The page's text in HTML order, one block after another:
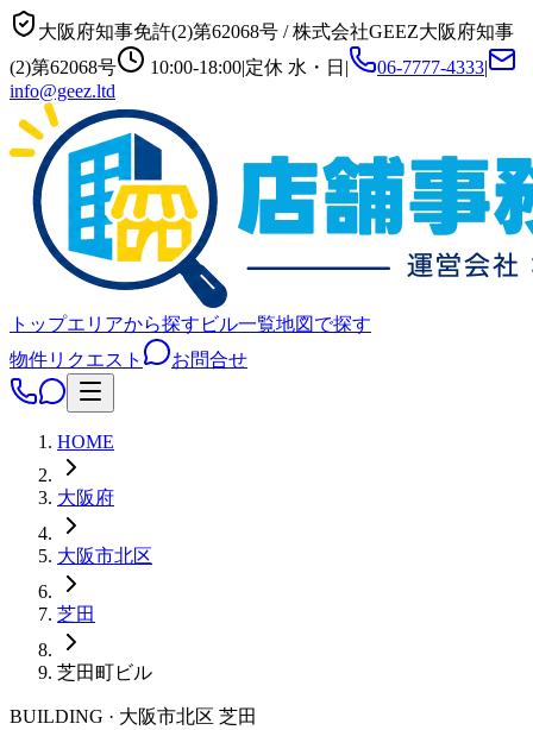
大阪府知事免許(2)第62068号 /株式会社GEEZ大阪府知事
(2)第62068号
10:00-18:00|定休 水・日 | 06-7777-4333|
info@geez.ltd
トップエリアから探す ビル一覧地図で探す
物件リクエスト
お問合せ
HOME
大阪府
大阪市北区
芝田
芝田町ビル
BUILDING · 大阪市北区 芝田